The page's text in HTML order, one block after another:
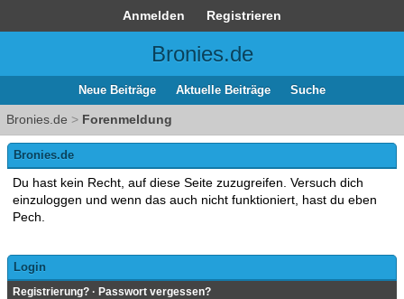
Anmelden Registrieren
Bronies.de
Neue Beiträge Aktuelle Beiträge Suche
Bronies.de > Forenmeldung
Bronies.de
Du hast kein Recht, auf diese Seite zuzugreifen. Versuch dich
einzuloggen und wenn das auch nicht funktioniert, hast du eben
Pech.
Login
Registrierung? · Passwort vergessen?